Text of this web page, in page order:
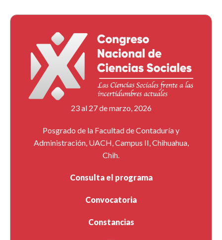
23 al 27 de marzo, 2026
Posgrado de la Facultad de Contaduría y
Administración, UACH, Campus II, Chihuahua,
Chih.
Consulta el programa
Convocatoria
Constancias